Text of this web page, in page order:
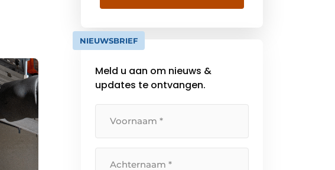
collectief dat staat voor kwaliteit,
vakmanschap in de meet- en
regeltechniek. Gedrevenheid en
evolutie van de techniek van
dichtbij meegemaakt. Van
NIEUWSBRIEF
Meld u aan om nieuws &
updates te ontvangen.